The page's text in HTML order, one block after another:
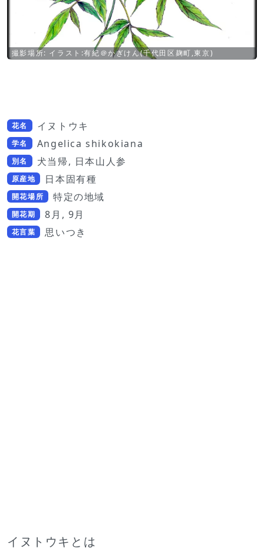
撮影場所: イラスト:有紀＠かぎけん(千代田区麹町,東京)
花名 イヌトウキ
学名 Angelica shikokiana
別名 犬当帰, 日本山人参
原産地 日本固有種
開花場所 特定の地域
開花期 8月, 9月
花言葉 思いつき
イヌトウキとは